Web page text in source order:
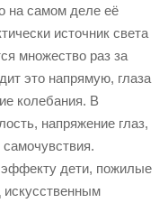
на самом деле её
источник света
множество раз за
это напрямую, глаза
колебания. В
напряжение глаз,
дети, пожилые
искусственным